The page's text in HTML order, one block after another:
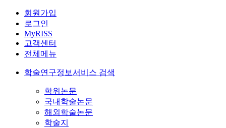
회원가입
로그인
MyRISS
고객센터
전체메뉴
학술연구정보서비스 검색
학위논문
국내학술논문
해외학술논문
학술지